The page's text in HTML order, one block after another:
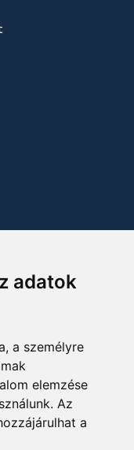
adatok
a személyre
elemzése
Az
a